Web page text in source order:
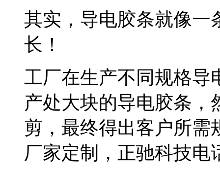
其实，导电胶条就像一
长！
工厂在生产不同规格导
产处大块的导电胶条，
剪，最终得出客户所需
厂家定制，正驰科技电